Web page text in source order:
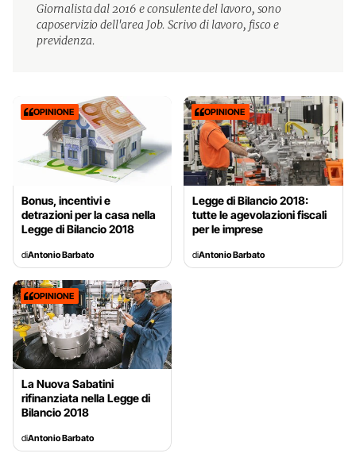
Giornalista dal 2016 e consulente del lavoro, sono
caposervizio dell'area Job. Scrivo di lavoro, fisco e
previdenza.
OPINIONE
Bonus, incentivi e
detrazioni per la casa nella
Legge di Bilancio 2018
diAntonio Barbato
OPINIONE
Legge di Bilancio 2018:
tutte le agevolazioni fiscali
per le imprese
diAntonio Barbato
OPINIONE
La Nuova Sabatini
rifinanziata nella Legge di
Bilancio 2018
diAntonio Barbato